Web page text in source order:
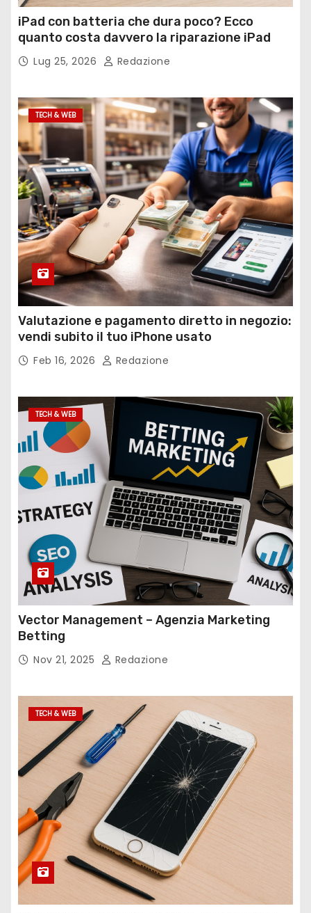
iPad con batteria che dura poco? Ecco
quanto costa davvero la riparazione iPad
Lug 25, 2026 Redazione
TECH & WEB
Valutazione e pagamento diretto in negozio:
vendi subito il tuo iPhone usato
Feb 16, 2026 Redazione
TECH & WEB
Vector Management – Agenzia Marketing
Betting
Nov 21, 2025 Redazione
TECH & WEB